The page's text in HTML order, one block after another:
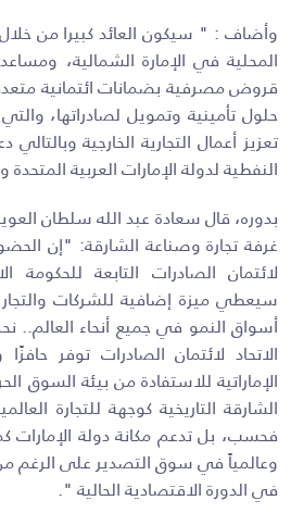
وأضاف : " سيكون العائد كبيرا من
المحلية في الإمارة الشمالية،
قروض مصرفية بضمانات ائتمانية
حلول تأمينية وتمويل لصادراتها،
تعزيز أعمال التجارية الخارجية
النفطية لدولة الإمارات العربية
بدوره، قال سعادة عبد الله سلطان
غرفة تجارة وصناعة الشارقة: "إن
لائتمان الصادرات التابعة للحكومة
سيعطي ميزة إضافية للشركات
أسواق النمو في جميع أنحاء العالم..
الاتحاد لائتمان الصادرات توفر حافزًا
الإماراتية للاستفادة من بيئة السوق
الشارقة التاريخية كوجهة للتجارة
فحسب، بل تدعم مكانة دولة الإمارات
وعالمياً في سوق التصدير على الرغم
في الدورة الاقتصادية الحالية ".